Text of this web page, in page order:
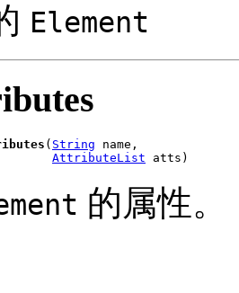
Element
( String name,
AttributeList atts)
的属性。